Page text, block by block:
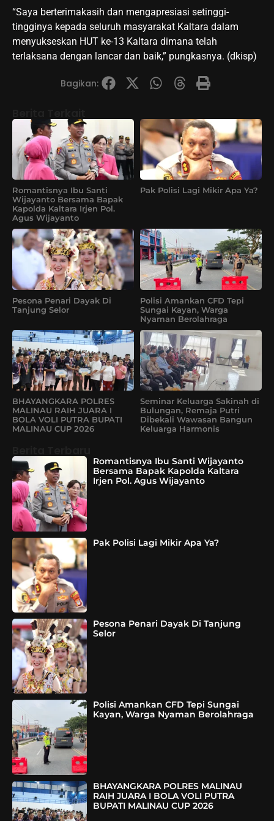
“Saya berterimakasih dan mengapresiasi setinggi-
tingginya kepada seluruh masyarakat Kaltara dalam
menyukseskan HUT ke-13 Kaltara dimana telah
terlaksana dengan lancar dan baik,” pungkasnya. (dkisp)
Bagikan:
Romantisnya Ibu Santi
Wijayanto Bersama Bapak
Kapolda Kaltara Irjen Pol.
Agus Wijayanto
Pak Polisi Lagi Mikir Apa Ya?
Pesona Penari Dayak Di
Tanjung Selor
Polisi Amankan CFD Tepi
Sungai Kayan, Warga
Nyaman Berolahraga
BHAYANGKARA POLRES
MALINAU RAIH JUARA I
BOLA VOLI PUTRA BUPATI
MALINAU CUP 2026
Seminar Keluarga Sakinah di
Bulungan, Remaja Putri
Dibekali Wawasan Bangun
Keluarga Harmonis
Romantisnya Ibu Santi Wijayanto
Bersama Bapak Kapolda Kaltara
Irjen Pol. Agus Wijayanto
Pak Polisi Lagi Mikir Apa Ya?
Pesona Penari Dayak Di Tanjung
Selor
Polisi Amankan CFD Tepi Sungai
Kayan, Warga Nyaman Berolahraga
BHAYANGKARA POLRES MALINAU
RAIH JUARA I BOLA VOLI PUTRA
BUPATI MALINAU CUP 2026